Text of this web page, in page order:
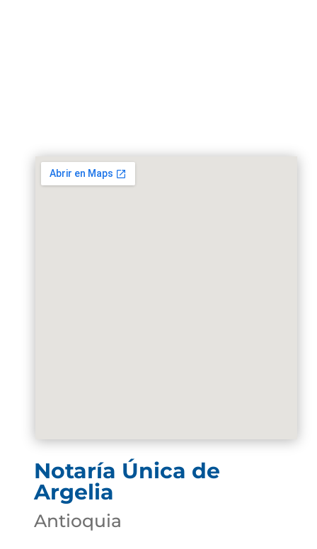
Notaría Única de
Argelia
Antioquia